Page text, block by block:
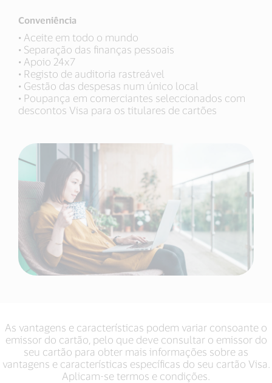
Conveniência
• Aceite em todo o mundo
• Separação das finanças pessoais
• Apoio 24x7
• Registo de auditoria rastreável
• Gestão das despesas num único local
• Poupança em comerciantes seleccionados com
descontos Visa para os titulares de cartões
As vantagens e características podem variar consoante o
emissor do cartão, pelo que deve consultar o emissor do
seu cartão para obter mais informações sobre as
vantagens e características específicas do seu cartão Visa.
Aplicam-se termos e condições.